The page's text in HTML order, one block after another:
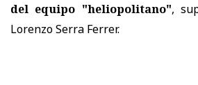
del equipo "heliopolitano",
Lorenzo Serra Ferrer.